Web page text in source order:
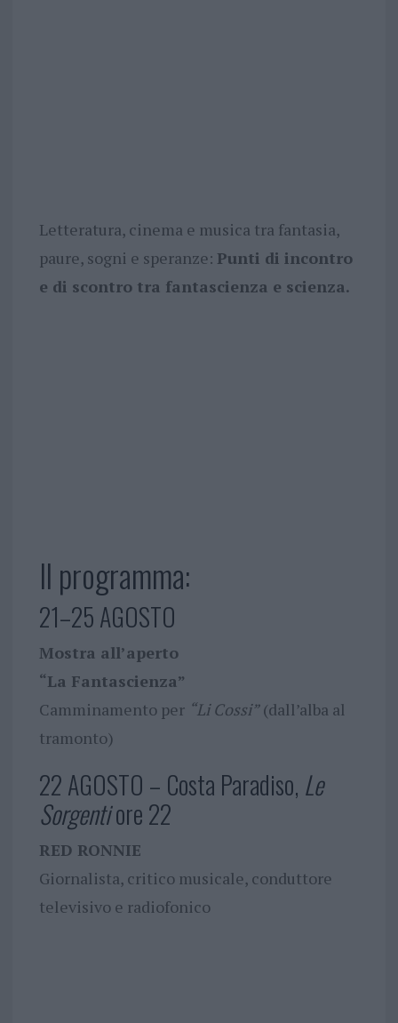
Letteratura, cinema e musica tra fantasia,
paure, sogni e speranze: Punti di incontro
e di scontro tra fantascienza e scienza.
Il programma:
21–25 AGOSTO
Mostra all’aperto
“La Fantascienza”
Camminamento per “Li Cossi”(dall’alba al
tramonto)
22 AGOSTO – Costa Paradiso, Le
Sorgentiore 22
RED RONNIE
Giornalista, critico musicale, conduttore
televisivo e radiofonico